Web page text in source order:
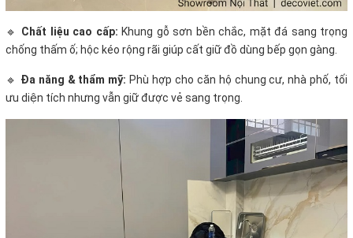
🔹 Chất liệu cao cấp: Khung gỗ sơn bền chắc, mặt đá sang trọng
chống thấm ố; hộc kéo rộng rãi giúp cất giữ đồ dùng bếp gọn gàng.
🔹 Đa năng & thẩm mỹ: Phù hợp cho căn hộ chung cư, nhà phố, tối
ưu diện tích nhưng vẫn giữ được vẻ sang trọng.